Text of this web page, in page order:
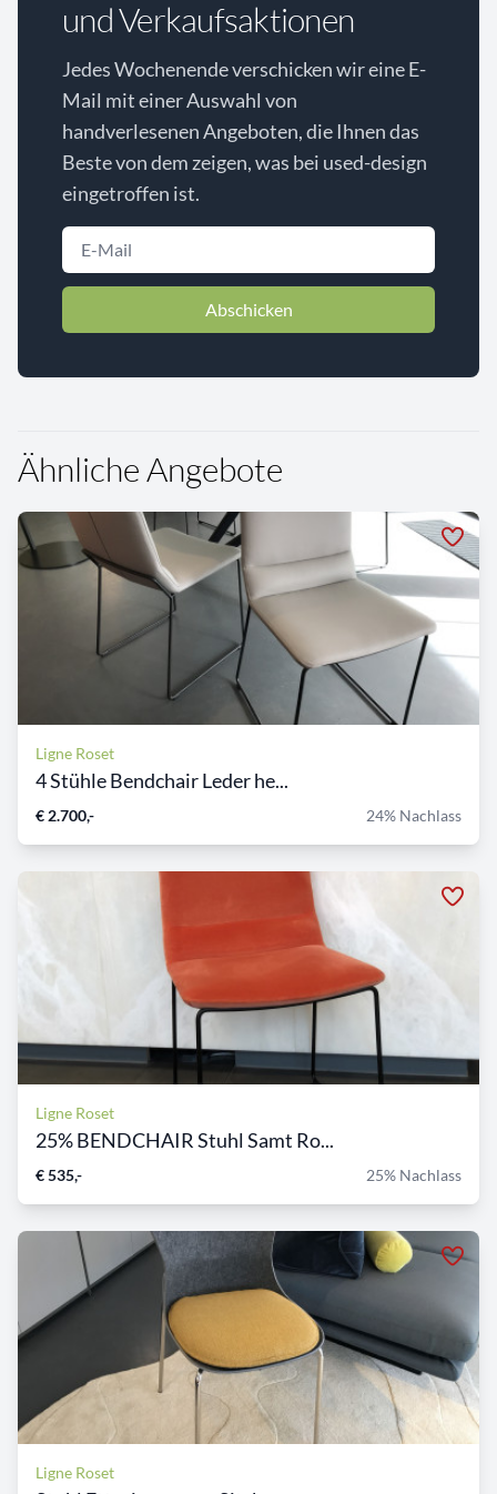
und Verkaufsaktionen
Jedes Wochenende verschicken wir eine E-
Mail mit einer Auswahl von
handverlesenen Angeboten, die Ihnen das
Beste von dem zeigen, was bei used-design
eingetroffen ist.
Abschicken
Ähnliche Angebote
Ligne Roset
4 Stühle Bendchair Leder he...
€ 2.700,- 24% Nachlass
Ligne Roset
25% BENDCHAIR Stuhl Samt Ro...
€ 535,- 25% Nachlass
Ligne Roset